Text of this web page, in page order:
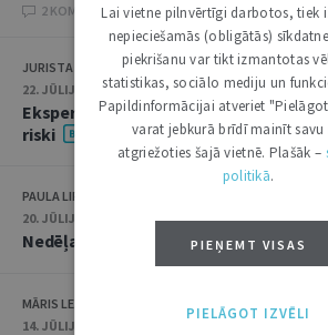
2 KOMENTĀRI
JURISTA VĀRDS
22. JŪLIJS 2026 • 14:00
Ekspertu saruna jūlijā: krimināltiesības
riski
PAULA LIPE
20. JŪLIJS 2026 • 16:05
Nedēļas notikumu apskats: 13.–17. jūlijs
MĀRIS LEJA
14. JŪLIJS 2026
Lai vietne pilnvērtīgi darbotos, tiek
nepieciešamās (obligātās)
piekrišanu var tikt izmantotas
statistikas, sociālo mediju un
Papildinformācijai atveriet
varat jebkurā brīdī mainīt savu
atgriežoties šajā vietnē. Plašāk –
politikā.
PIEŅEMT VISAS
PIELĀGOT IZVĒLI